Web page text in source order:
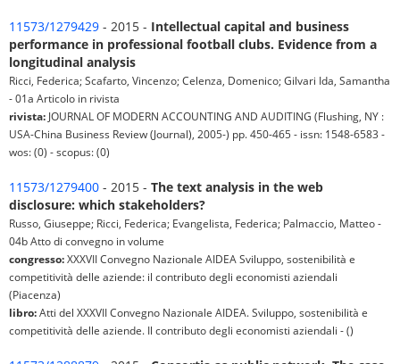
11573/1279429 - 2015 - Intellectual capital and business
performance in professional football clubs. Evidence from a
longitudinal analysis
Ricci, Federica; Scafarto, Vincenzo; Celenza, Domenico; Gilvari Ida, Samantha
- 01a Articolo in rivista
rivista: JOURNAL OF MODERN ACCOUNTING AND AUDITING (Flushing, NY :
USA-China Business Review (Journal), 2005-) pp. 450-465 - issn: 1548-6583 -
wos: (0) - scopus: (0)
11573/1279400 - 2015 - The text analysis in the web
disclosure: which stakeholders?
Russo, Giuseppe; Ricci, Federica; Evangelista, Federica; Palmaccio, Matteo -
04b Atto di convegno in volume
congresso:XXXVII Convegno Nazionale AIDEA Sviluppo, sostenibilità e
competitività delle aziende: il contributo degli economisti aziendali
(Piacenza)
libro:Atti del XXXVII Convegno Nazionale AIDEA. Sviluppo, sostenibilità e
competitività delle aziende. Il contributo degli economisti aziendali - ()